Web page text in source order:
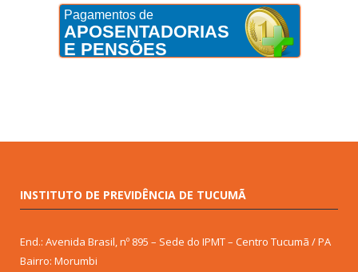
Pagamentos de
APOSENTADORIAS
E PENSÕES
INSTITUTO DE PREVIDÊNCIA DE TUCUMÃ
End.: Avenida Brasil, nº 895 – Sede do IPMT – Centro Tucumã / PA
Bairro: Morumbi